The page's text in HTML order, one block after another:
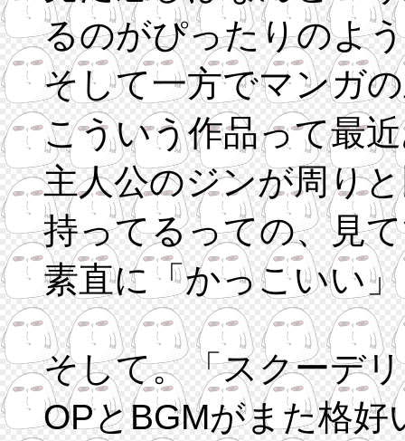
るのがぴったりのよ
そして一方でマンガ
こういう作品って最
主人公のジンが周り
持ってるっての、見
素直に「かっこいい
そして。「スクーデ
OPとBGMがまた格好